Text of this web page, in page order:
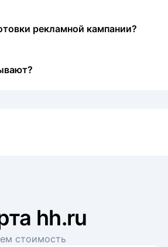
рекламной кампании?
hh.ru
стоимость